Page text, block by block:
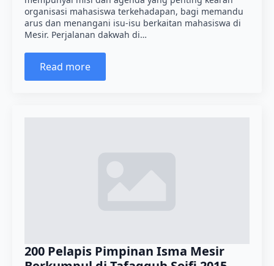
organisasi mahasiswa terkehadapan, bagi memandu
arus dan menangani isu-isu berkaitan mahasiswa di
Mesir. Perjalanan dakwah di…
Read more
200 Pelapis Pimpinan Isma Mesir